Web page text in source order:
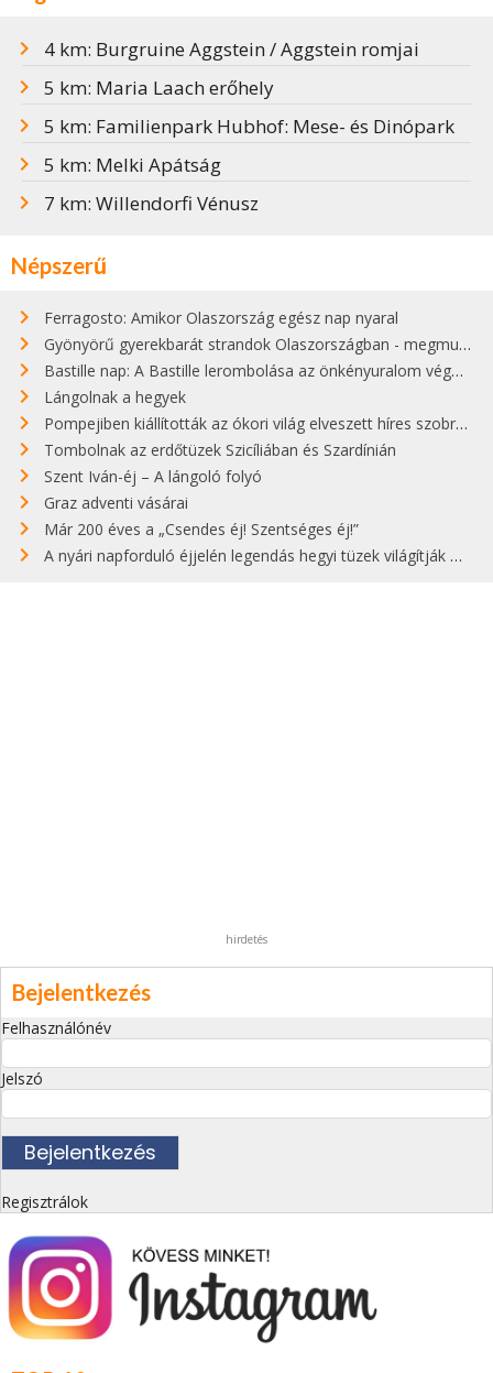
4 km: Burgruine Aggstein / Aggstein romjai
5 km: Maria Laach erőhely
5 km: Familienpark Hubhof: Mese- és Dinópark
5 km: Melki Apátság
7 km: Willendorfi Vénusz
Népszerű
Ferragosto: Amikor Olaszország egész nap nyaral
Gyönyörű gyerekbarát strandok Olaszországban - megmutatjuk a 15 legjobbat
Bastille nap: A Bastille lerombolása az önkényuralom végét jelentette
Lángolnak a hegyek
Pompejiben kiállították az ókori világ elveszett híres szobrának másolatát
Tombolnak az erdőtüzek Szicíliában és Szardínián
Szent Iván-éj – A lángoló folyó
Graz adventi vásárai
Már 200 éves a „Csendes éj! Szentséges éj!”
A nyári napforduló éjjelén legendás hegyi tüzek világítják meg Zugspitzét
hirdetés
Bejelentkezés
Felhasználónév
Jelszó
Regisztrálok